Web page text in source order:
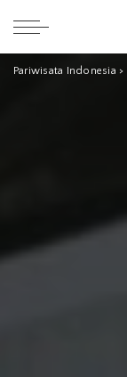
Pariwisata Indonesia >